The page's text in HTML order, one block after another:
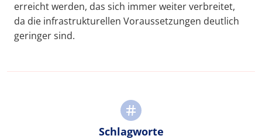
erreicht werden, das sich immer weiter verbreitet,
da die infrastrukturellen Voraussetzungen deutlich
geringer sind.
Schlagworte